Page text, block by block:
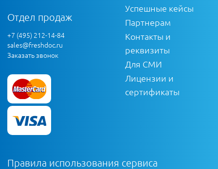
Отдел продаж
+7 (495) 212-14-84
sales@freshdoc.ru
Заказать звонок
Успешные кейсы
Партнерам
Контакты и
реквизиты
Для СМИ
Лицензии и
сертификаты
Правила использования сервиса